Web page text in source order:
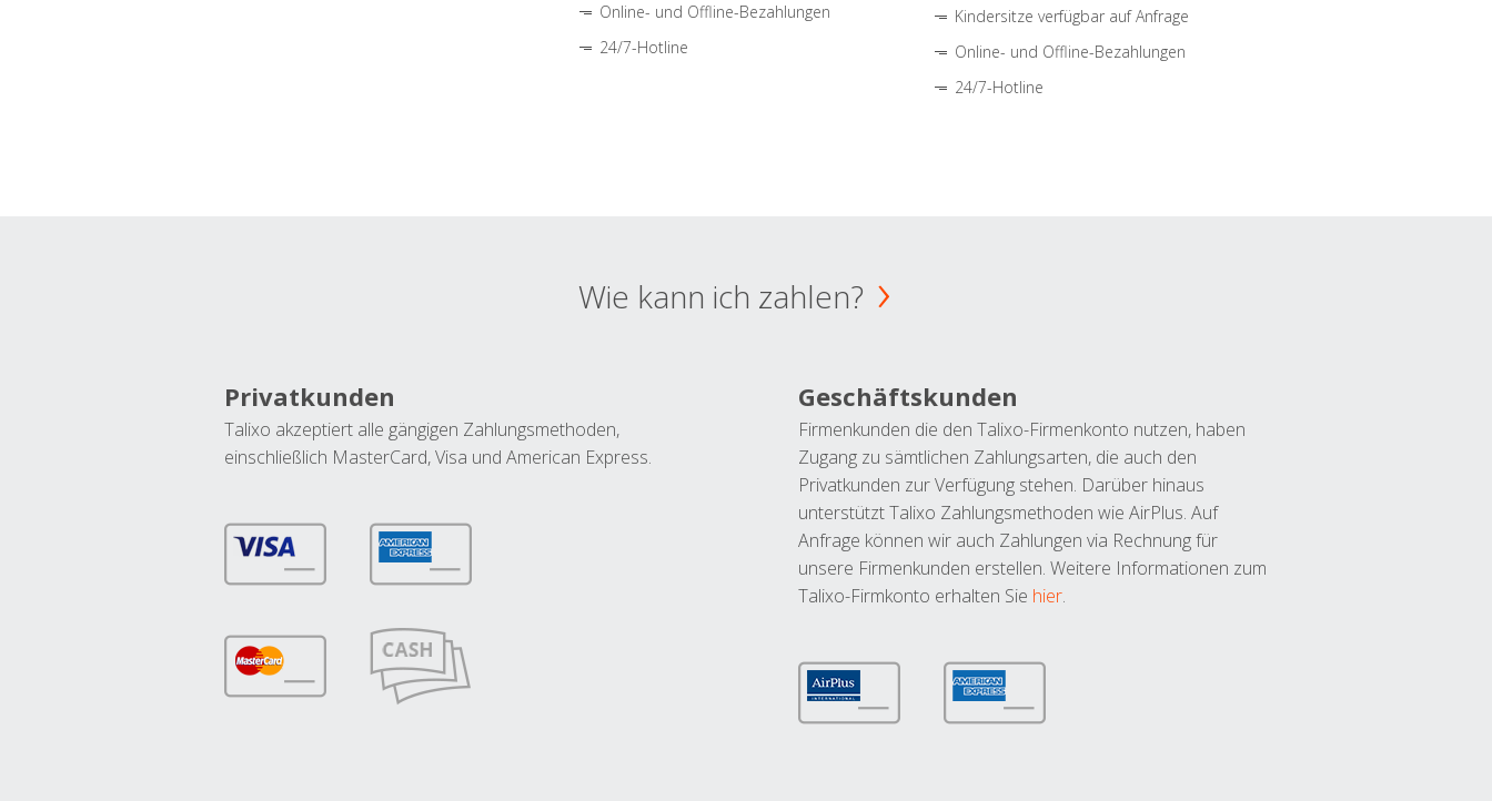
Online- und Offline-Bezahlungen
24/7-Hotline
Kindersitze verfügbar auf Anfrage
Online- und Offline-Bezahlungen
24/7-Hotline
Wie kann ich zahlen?
Privatkunden
Talixo akzeptiert alle gängigen Zahlungsmethoden,
einschließlich MasterCard, Visa und American Express.
Geschäftskunden
Firmenkunden die den Talixo-Firmenkonto nutzen, haben
Zugang zu sämtlichen Zahlungsarten, die auch den
Privatkunden zur Verfügung stehen. Darüber hinaus
unterstützt Talixo Zahlungsmethoden wie AirPlus. Auf
Anfrage können wir auch Zahlungen via Rechnung für
unsere Firmenkunden erstellen. Weitere Informationen zum
Talixo-Firmkonto erhalten Sie hier.